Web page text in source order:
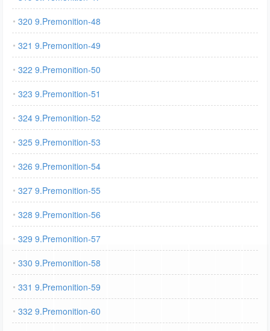
320 9.Premonition-48
321 9.Premonition-49
322 9.Premonition-50
323 9.Premonition-51
324 9.Premonition-52
325 9.Premonition-53
326 9.Premonition-54
327 9.Premonition-55
328 9.Premonition-56
329 9.Premonition-57
330 9.Premonition-58
331 9.Premonition-59
332 9.Premonition-60